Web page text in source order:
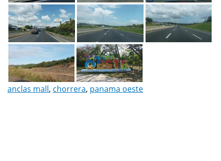
anclas mall, chorrera, panama oeste